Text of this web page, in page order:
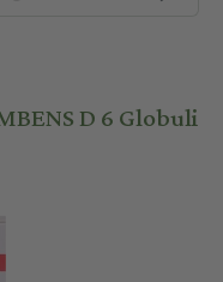
D 6 Globuli